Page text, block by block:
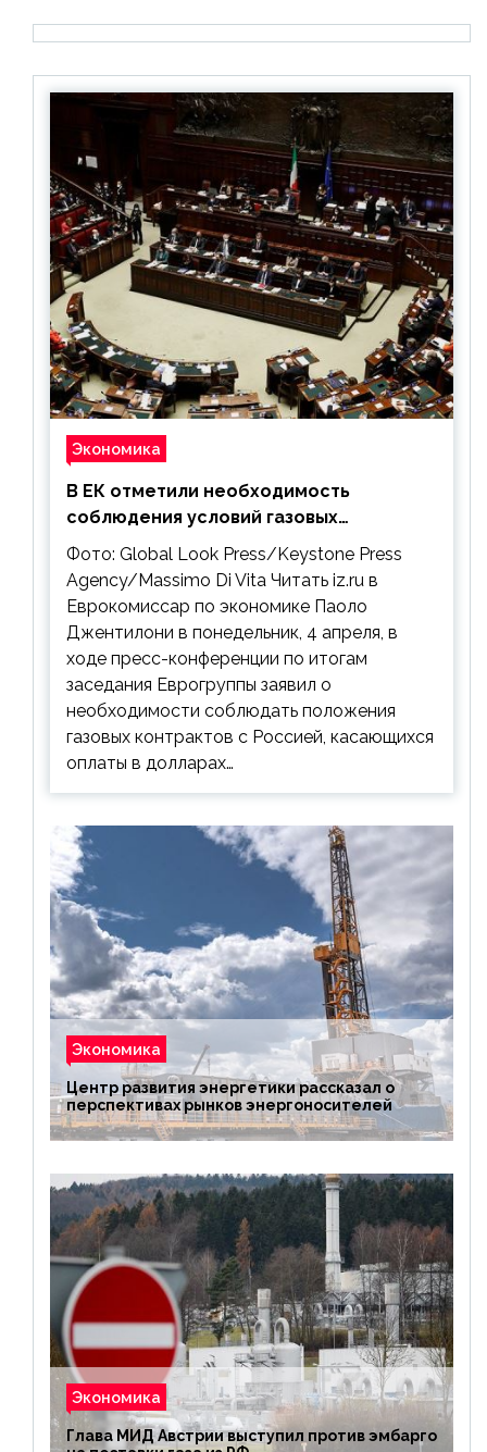
Экономика
В ЕК отметили необходимость
соблюдения условий газовых
контрактов с РФ
Фото: Global Look Press/Keystone Press
Agency/Massimo Di Vita Читать iz.ru в
Еврокомиссар по экономике Паоло
Джентилони в понедельник, 4 апреля, в
ходе пресс-конференции по итогам
заседания Еврогруппы заявил о
необходимости соблюдать положения
газовых контрактов с Россией, касающихся
оплаты в долларах…
Экономика
Центр развития энергетики рассказал о
перспективах рынков энергоносителей
Экономика
Глава МИД Австрии выступил против эмбарго